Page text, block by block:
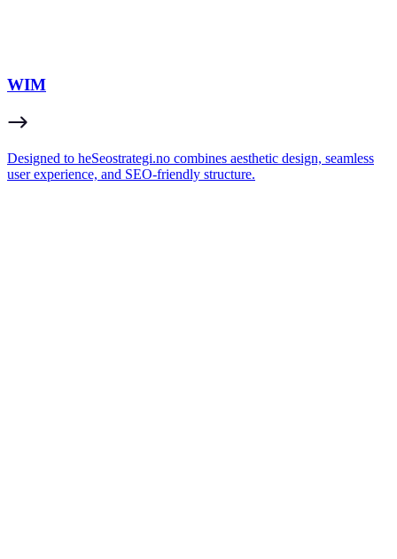
WIM
Designed to heSeostrategi.no combines aesthetic design, seamless
user experience, and SEO-friendly structure.